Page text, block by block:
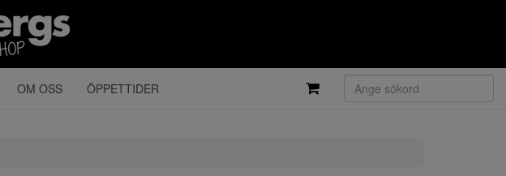
OM OSS ÖPPETTIDER